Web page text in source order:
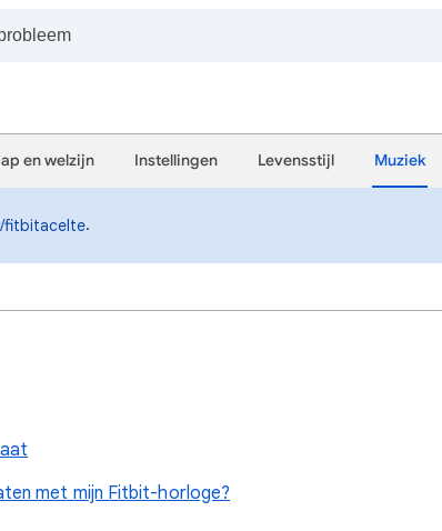
en welzijn Instellingen Levensstijl Muziek
fitbitacelte.
met mijn Fitbit-horloge?